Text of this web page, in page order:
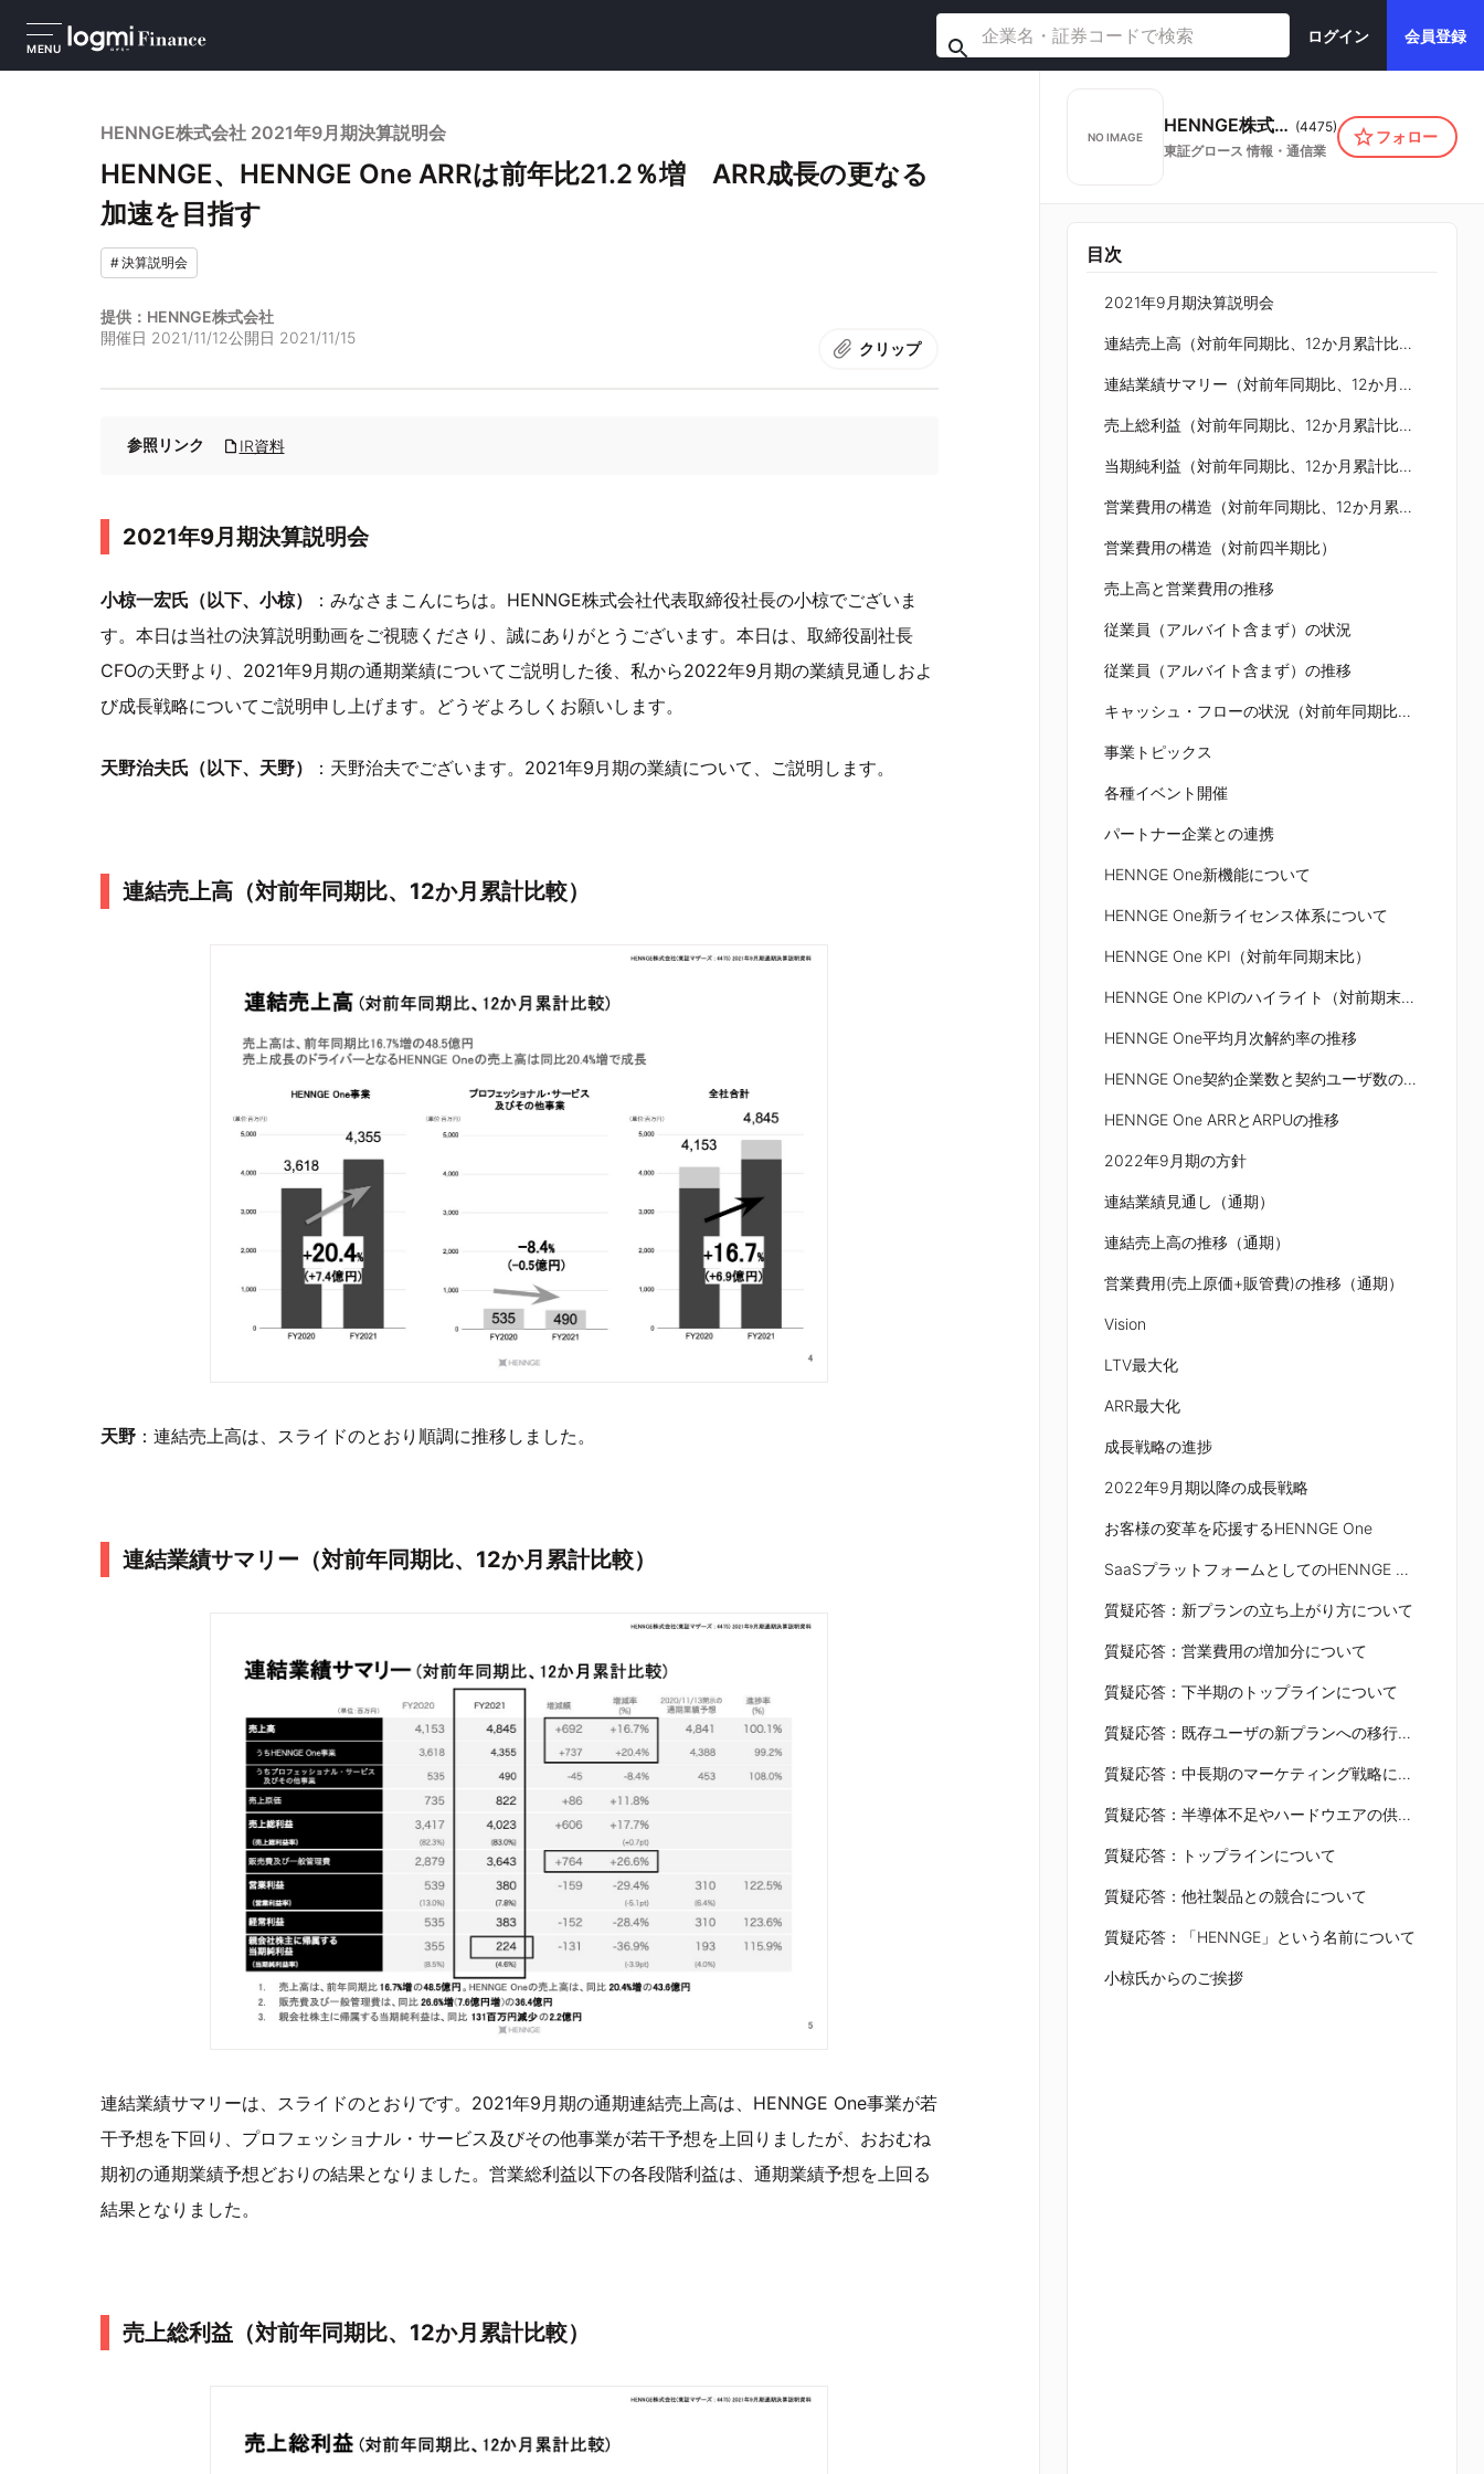
MENU
ログイン 会員登録
​​HENNGE株式会社 2021年9月期決算説明会
HENNGE、HENNGE One ARRは前年比21.2％増 ARR成長の更なる
加速を目指す
#決算説明会
提供：HENNGE株式会社
開催日 2021/11/12公開日 2021/11/15
クリップ
参照リンク IR資料
2021年9月期決算説明会
小椋一宏氏（以下、小椋）
：みなさまこんにちは。HENNGE株式会社代表取締役社長の小椋でございま
す。本日は当社の決算説明動画をご視聴くださり、誠にありがとうございます。本日は、取締役副社長
CFOの天野より、2021年9月期の通期業績についてご説明した後、私から2022年9月期の業績見通しおよ
び成長戦略についてご説明申し上げます。どうぞよろしくお願いします。
天野治夫氏（以下、天野） ：天野治夫でございます。2021年9月期の業績について、ご説明します。
連結売上高（対前年同期比、12か月累計比較）
天野：連結売上高は、スライドのとおり順調に推移しました。
連結業績サマリー（対前年同期比、12か月累計比較）
連結業績サマリーは、スライドのとおりです。2021年9月期の通期連結売上高は、HENNGE One事業が若
干予想を下回り、プロフェッショナル・サービス及びその他事業が若干予想を上回りましたが、おおむね
期初の通期業績予想どおりの結果となりました。営業総利益以下の各段階利益は、通期業績予想を上回る
結果となりました。
売上総利益（対前年同期比、12か月累計比較）
NO IMAGE
HENNGE株式会社 (4475)
東証グロース 情報・通信業
フォロー
目次
2021年9月期決算説明会
連結売上高（対前年同期比、12か月累計比較）
連結業績サマリー（対前年同期比、12か月累計比較）
売上総利益（対前年同期比、12か月累計比較）
当期純利益（対前年同期比、12か月累計比較）
営業費用の構造（対前年同期比、12か月累計比較）
営業費用の構造（対前四半期比）
売上高と営業費用の推移
従業員（アルバイト含まず）の状況
従業員（アルバイト含まず）の推移
キャッシュ・フローの状況（対前年同期比、12か月累計比較）
事業トピックス
各種イベント開催
パートナー企業との連携
HENNGE One新機能について
HENNGE One新ライセンス体系について
HENNGE One KPI（対前年同期末比）
HENNGE One KPIのハイライト（対前期末比）
HENNGE One平均月次解約率の推移
HENNGE One契約企業数と契約ユーザ数の推移
HENNGE One ARRとARPUの推移
2022年9月期の方針
連結業績見通し（通期）
連結売上高の推移（通期）
営業費用(売上原価+販管費)の推移（通期）
Vision
LTV最大化
ARR最大化
成長戦略の進捗
2022年9月期以降の成長戦略
お客様の変革を応援するHENNGE One
SaaSプラットフォームとしてのHENNGE One
質疑応答：新プランの立ち上がり方について
質疑応答：営業費用の増加分について
質疑応答：下半期のトップラインについて
質疑応答：既存ユーザの新プランへの移行について
質疑応答：中長期のマーケティング戦略について
質疑応答：半導体不足やハードウエアの供給遅れの影響について
質疑応答：トップラインについて
質疑応答：他社製品との競合について
質疑応答：「HENNGE」という名前について
小椋氏からのご挨拶